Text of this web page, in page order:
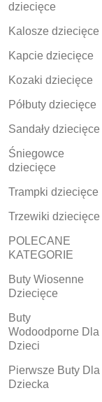
dziecięce
Kalosze dziecięce
Kapcie dziecięce
Kozaki dziecięce
Półbuty dziecięce
Sandały dziecięce
Śniegowce
dziecięce
Trampki dziecięce
Trzewiki dziecięce
POLECANE
KATEGORIE
Buty Wiosenne
Dziecięce
Buty
Wodoodporne Dla
Dzieci
Pierwsze Buty Dla
Dziecka